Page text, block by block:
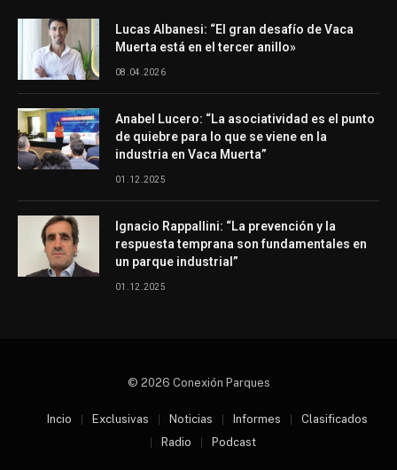
Lucas Albanesi: “El gran desafío de Vaca
Muerta está en el tercer anillo»
08.04.2026
Anabel Lucero: “La asociatividad es el punto
de quiebre para lo que se viene en la
industria en Vaca Muerta”
01.12.2025
Ignacio Rappallini: “La prevención y la
respuesta temprana son fundamentales en
un parque industrial”
01.12.2025
© 2026 Conexión Parques
Incio Exclusivas Noticias Informes
Clasificados
Radio
Podcast